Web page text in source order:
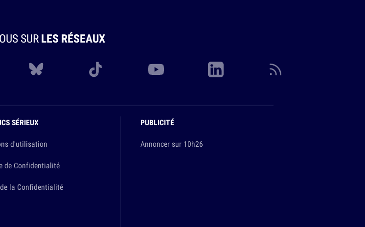
SURLES RÉSEAUX
SÉRIEUX
d'utilisation
de Confidentialité
la Confidentialité
PUBLICITÉ
Annoncer sur 10h26